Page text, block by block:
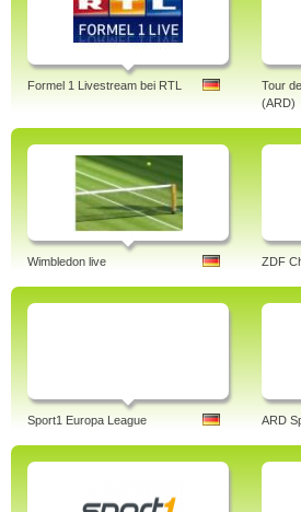
Formel 1 Livestream bei RTL
Tour
(ARD)
Wimbledon live ZDF
Sport1 Europa League ARD